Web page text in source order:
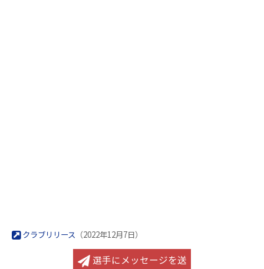
クラブリリース （2022年12月7日）
選手にメッセージを送